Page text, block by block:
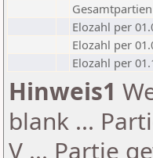
Elozahl per
Elozahl per
Elozahl per
Hinweis1
blank ...
V ... Partie